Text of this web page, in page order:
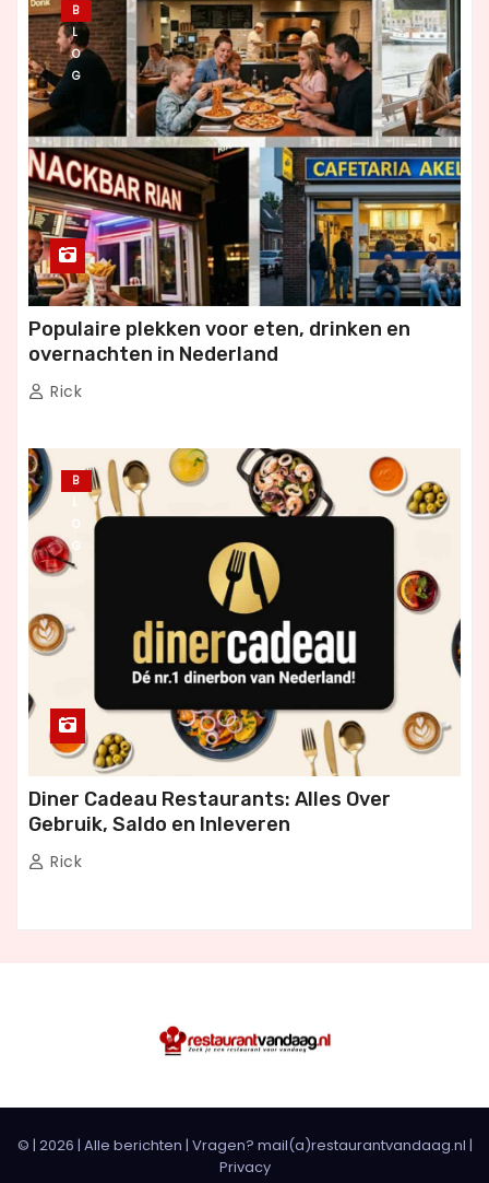
B
L
O
G
Populaire plekken voor eten, drinken en
overnachten in Nederland
Rick
B
L
O
G
Diner Cadeau Restaurants: Alles Over
Gebruik, Saldo en Inleveren
Rick
© | 2026 | Alle berichten | Vragen? mail(a)restaurantvandaag.nl |
Privacy